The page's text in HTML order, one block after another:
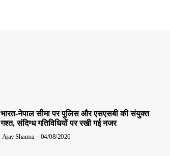
भारत-नेपाल सीमा पर पुलिस और एसएसबी की संयुक्त
गश्त, संदिग्ध गतिविधियों पर रखी गई नजर
Ajay Sharma - 04/08/2026